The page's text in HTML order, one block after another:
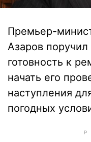
Премьер-
Азаров
готовность к
начать его
наступления
погодных